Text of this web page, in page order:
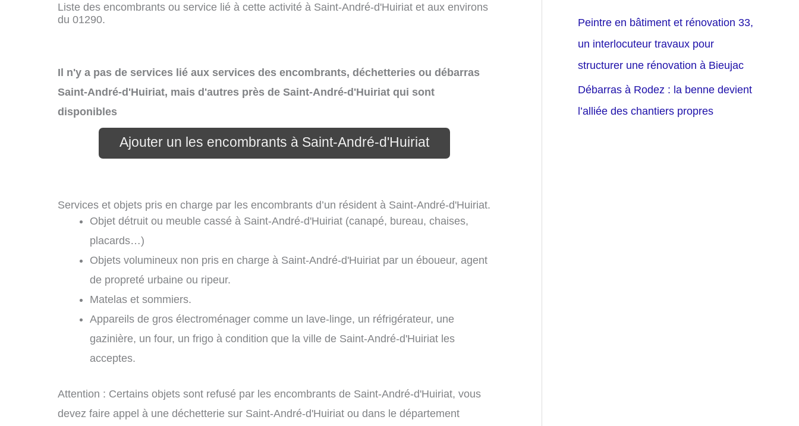
Liste des encombrants ou service lié à cette activité à Saint-André-d'Huiriat et aux environs
du 01290.
Il n'y a pas de services lié aux services des encombrants, déchetteries ou débarras
Saint-André-d'Huiriat, mais d'autres près de Saint-André-d'Huiriat qui sont
disponibles
Ajouter un les encombrants à Saint-André-d'Huiriat
Services et objets pris en charge par les encombrants d’un résident à Saint-André-d'Huiriat.
Objet détruit ou meuble cassé à Saint-André-d'Huiriat (canapé, bureau, chaises,
placards…)
Objets volumineux non pris en charge à Saint-André-d'Huiriat par un éboueur, agent
de propreté urbaine ou ripeur.
Matelas et sommiers.
Appareils de gros électroménager comme un lave-linge, un réfrigérateur, une
gazinière, un four, un frigo à condition que la ville de Saint-André-d'Huiriat les
acceptes.
Attention : Certains objets sont refusé par les encombrants de Saint-André-d'Huiriat, vous
devez faire appel à une déchetterie sur Saint-André-d'Huiriat ou dans le département
Peintre en bâtiment et rénovation 33,
un interlocuteur travaux pour
structurer une rénovation à Bieujac
Débarras à Rodez : la benne devient
l’alliée des chantiers propres